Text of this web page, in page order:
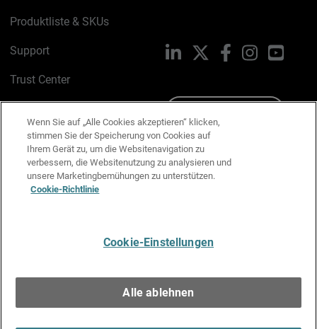
Produktliste & SKUs
Support
Trust Center
Cookie-Richtlinie
Datenschutzrichtlinie
Media & Brand Kit
LinkedIn FacebookInstagram
Wenn Sie auf „Alle Cookies akzeptieren“ klicken,
stimmen Sie der Speicherung von Cookies auf
Ihrem Gerät zu, um die Websitenavigation zu
verbessern, die Websitenutzung zu analysieren und
unsere Marketingbemühungen zu unterstützen.
Cookie-Richtlinie
Cookie-Einstellungen
Alle ablehnen